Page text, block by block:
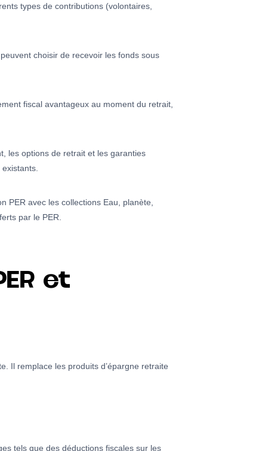
types de contributions (volontaires,
choisir de recevoir les fonds sous
fiscal avantageux au moment du retrait,
les options de retrait et les garanties
PER avec les collections Eau, planète,
par le PER.
et
Il remplace les produits d’épargne retraite
tels que des déductions fiscales sur les